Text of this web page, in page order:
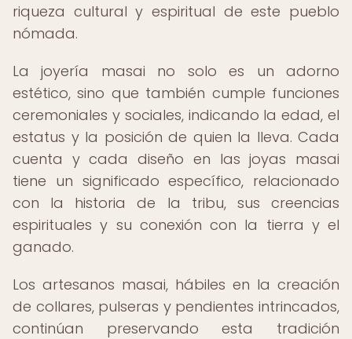
riqueza cultural y espiritual de este pueblo
nómada.
La joyería masai no solo es un adorno
estético, sino que también cumple funciones
ceremoniales y sociales, indicando la edad, el
estatus y la posición de quien la lleva. Cada
cuenta y cada diseño en las joyas masai
tiene un significado específico, relacionado
con la historia de la tribu, sus creencias
espirituales y su conexión con la tierra y el
ganado.
Los artesanos masai, hábiles en la creación
de collares, pulseras y pendientes intrincados,
continúan preservando esta tradición